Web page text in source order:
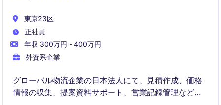
東京23区
正社員
年収 300万円 - 400万円
外資系企業
グローバル物流企業の日本法人にて、見積作成、価格
情報の収集、提案資料サポート、営業記録管理などを